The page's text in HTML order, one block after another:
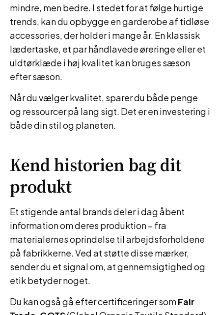
mindre, men bedre. I stedet for at følge hurtige
trends, kan du opbygge en garderobe af tidløse
accessories, der holder i mange år. En klassisk
lædertaske, et par håndlavede øreringe eller et
uldtørklæde i høj kvalitet kan bruges sæson
efter sæson.
Når du vælger kvalitet, sparer du både penge
og ressourcer på lang sigt. Det er en investering i
både din stil og planeten.
Kend historien bag dit
produkt
Et stigende antal brands deler i dag åbent
information om deres produktion – fra
materialernes oprindelse til arbejdsforholdene
på fabrikkerne. Ved at støtte disse mærker,
sender du et signal om, at gennemsigtighed og
etik betyder noget.
Du kan også gå efter certificeringer somFair